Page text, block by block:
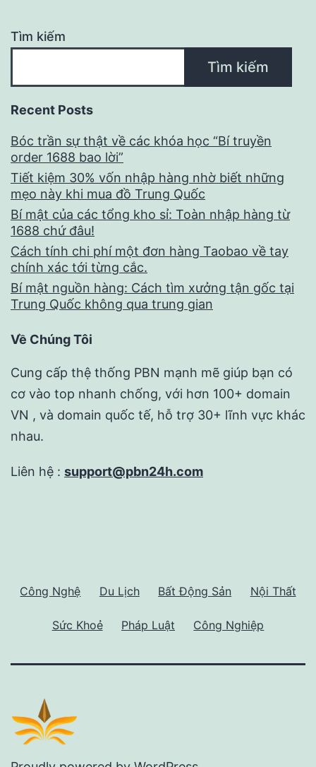
Tìm kiếm
Tìm kiếm
Recent Posts
Bóc trần sự thật về các khóa học “Bí truyền
order 1688 bao lời”
Tiết kiệm 30% vốn nhập hàng nhờ biết những
mẹo này khi mua đồ Trung Quốc
Bí mật của các tổng kho sỉ: Toàn nhập hàng từ
1688 chứ đâu!
Cách tính chi phí một đơn hàng Taobao về tay
chính xác tới từng cắc.
Bí mật nguồn hàng: Cách tìm xưởng tận gốc tại
Trung Quốc không qua trung gian
Về Chúng Tôi
Cung cấp thệ thống PBN mạnh mẽ giúp bạn có
cơ vào top nhanh chống, với hơn 100+ domain
VN , và domain quốc tế, hỗ trợ 30+ lĩnh vực khác
nhau.
Liên hệ : support@pbn24h.com
Công Nghệ Du Lịch Bất Động Sản Nội Thất
Sức Khoẻ Pháp Luật Công Nghiệp